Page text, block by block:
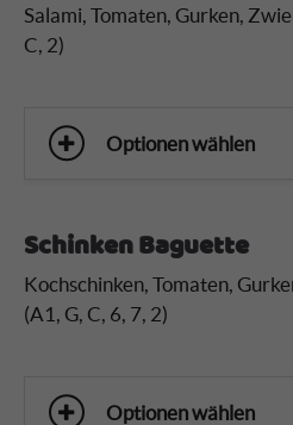
Salami, Tomaten, Gurken,
C, 2)
Optionen wählen
Schinken Baguette
Kochschinken, Tomaten,
(A1, G, C, 6, 7, 2)
Optionen wählen